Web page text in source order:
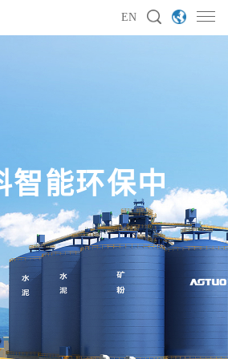
EN
智能环保中
智能环保中
智能环保中
智能环保中